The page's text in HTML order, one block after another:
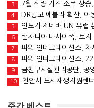
3 7월 식량 가격 소폭 상
4 DR콩고 에볼라 확산,
5 인도가 제네바 UN 유럽 본
6 탄자니아 마사이족, 토
7 파워 인테그레이션스, 차세대
8 파워 인터그레이션스,
9 금천구시설관리공단, 공
10 천안시 도시재생지원센터,
주간 베스트